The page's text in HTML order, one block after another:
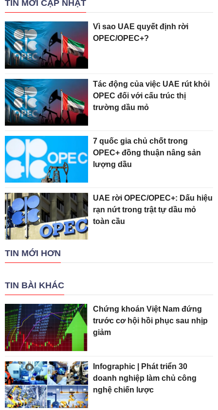
TIN MỚI CẬP NHẬT
Vì sao UAE quyết định rời
OPEC/OPEC+?
Tác động của việc UAE rút khỏi
OPEC đối với cấu trúc thị
trường dầu mỏ
7 quốc gia chủ chốt trong
OPEC+ đồng thuận nâng sản
lượng dầu
UAE rời OPEC/OPEC+: Dấu hiệu
rạn nứt trong trật tự dầu mỏ
toàn cầu
TIN MỚI HƠN
TIN BÀI KHÁC
Chứng khoán Việt Nam đứng
trước cơ hội hồi phục sau nhịp
giảm
Infographic | Phát triển 30
doanh nghiệp làm chủ công
nghệ chiến lược